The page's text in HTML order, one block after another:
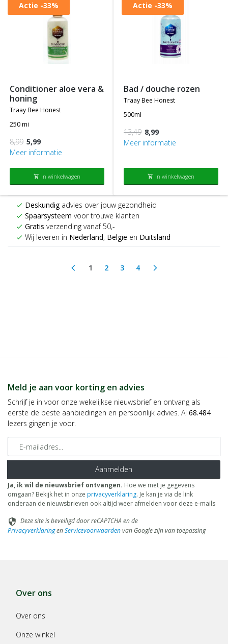
Actie -33%
conditioner aloe vera &
honing
traay bee honest
250 mi
8,99 5,99
Meer informatie
shopping_cart In winkelwagen
Actie -33%
bad / douche rozen
traay bee honest
500ml
13,49 8,99
Meer informatie
shopping_cart In winkelwagen
check Deskundigadvies over jouw gezondheid
check Spaarsysteem voor trouwe klanten
check Gratis verzending vanaf 50,-
check Wij leveren in Nederland, België en Duitsland
arrow_back_ios 1(current)
2 3 4 arrow_forward_ios
Meld je aan voor korting en advies
Schrijf je in voor onze wekelijkse nieuwsbrief en ontvang als
eerste de beste aanbiedingen en persoonlijk advies. Al 68.484
lezers gingen je voor.
E-mailadres
Aanmelden
Ja, ik wil de nieuwsbrief ontvangen. Hoe we met je gegevens
omgaan? Bekijk het in onze privacyverklaring. Je kan je via de link
onderaan de nieuwsbrieven ook altijd weer afmelden voor deze e-mails
security Deze site is beveiligd door reCAPTCHA en de
PrivacyverklaringenServicevoorwaardenvan Google zijn van toepassing
Over ons
Over ons
Onze winkel